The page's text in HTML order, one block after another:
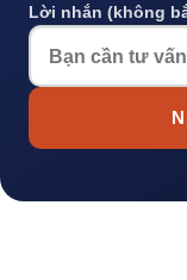
Lời nhắn (không